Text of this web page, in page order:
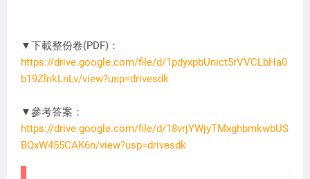
▼下載整份卷(PDF)：
https://drive.google.com/file/d/1pdyxpbUnict5rVVCLbHa0
b19ZlnkLnLv/view?usp=drivesdk
▼參考答案：
https://drive.google.com/file/d/18vrjYWjyTMxghbmkwbUS
BQxW455CAK6n/view?usp=drivesdk